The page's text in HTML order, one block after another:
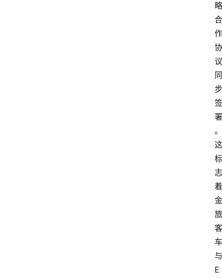
略
合
作
协
议
同
步
签
署
。
这
标
志
着
金
旅
客
车
与
E